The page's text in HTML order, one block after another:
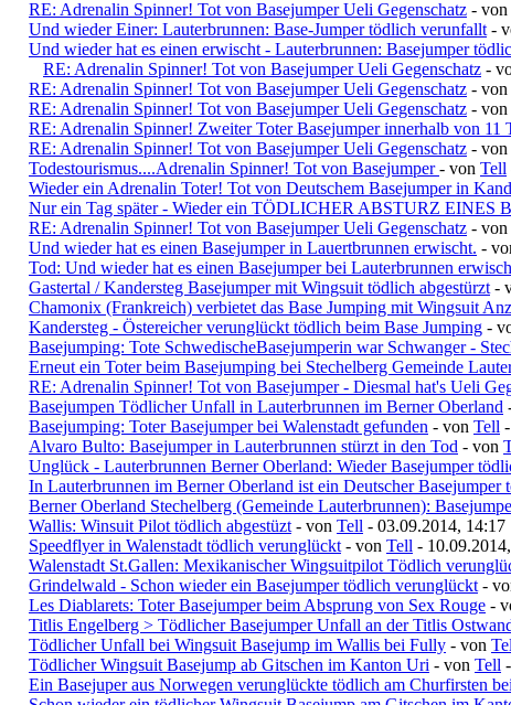
RE: Adrenalin Spinner! Tot von Basejumper Ueli Gegenschatz - von
Und wieder Einer: Lauterbrunnen: Base-Jumper tödlich verunfallt -
Und wieder hat es einen erwischt - Lauterbrunnen: Basejumper
RE: Adrenalin Spinner! Tot von Basejumper Ueli Gegenschatz -
RE: Adrenalin Spinner! Tot von Basejumper Ueli Gegenschatz - von
RE: Adrenalin Spinner! Tot von Basejumper Ueli Gegenschatz - von
RE: Adrenalin Spinner! Zweiter Toter Basejumper innerhalb von 11
RE: Adrenalin Spinner! Tot von Basejumper Ueli Gegenschatz - von
Todestourismus....Adrenalin Spinner! Tot von Basejumper- von Tell
Wieder ein Adrenalin Toter! Tot von Deutschem Basejumper in
Nur ein Tag später - Wieder ein TÖDLICHER ABSTURZ EINES
RE: Adrenalin Spinner! Tot von Basejumper Ueli Gegenschatz - von
Und wieder hat es einen Basejumper in Lauertbrunnen erwischt. -
Tod: Und wieder hat es einen Basejumper bei Lauterbrunnen
Gastertal / Kandersteg Basejumper mit Wingsuit tödlich abgestürzt -
Chamonix (Frankreich) verbietet das Base Jumping mit Wingsuit
Kandersteg - Östereicher verunglückt tödlich beim Base Jumping -
Basejumping: Tote SchwedischeBasejumperin war Schwanger -
Erneut ein Toter beim Basejumping bei Stechelberg Gemeinde
RE: Adrenalin Spinner! Tot von Basejumper - Diesmal hat's Ueli
Basejumpen Tödlicher Unfall in Lauterbrunnen im Berner Oberland
Basejumping: Toter Basejumper bei Walenstadt gefunden - von Tell
Alvaro Bulto: Basejumper in Lauterbrunnen stürzt in den Tod - von
Unglück - Lauterbrunnen Berner Oberland: Wieder Basejumper
In Lauterbrunnen im Berner Oberland ist ein Deutscher Basejumper
Berner Oberland Stechelberg (Gemeinde Lauterbrunnen):
Wallis: Winsuit Pilot tödlich abgestüzt - von Tell - 03.09.2014, 14:17
Speedflyer in Walenstadt tödlich verunglückt - von Tell -
Walenstadt St.Gallen: Mexikanischer Wingsuitpilot Tödlich
Grindelwald - Schon wieder ein Basejumper tödlich verunglückt -
Les Diablarets: Toter Basejumper beim Absprung von Sex Rouge -
Titlis Engelberg > Tödlicher Basejumper Unfall an der Titlis
Tödlicher Unfall bei Wingsuit Basejump im Wallis bei Fully - von
Tödlicher Wingsuit Basejump ab Gitschen im Kanton Uri - von Tell
Ein Basejuper aus Norwegen verunglückte tödlich am Churfirsten